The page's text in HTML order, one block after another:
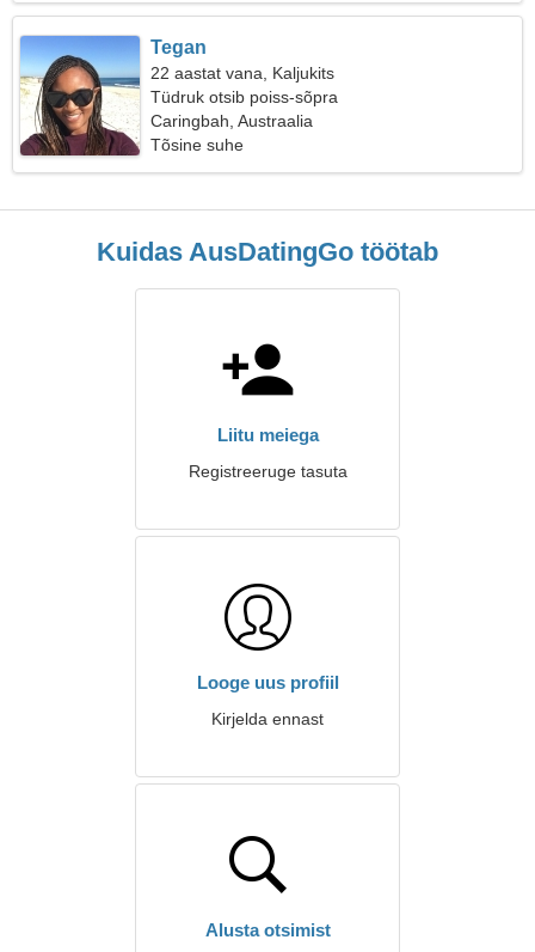
Tegan
22 aastat vana, Kaljukits
Tüdruk otsib poiss-sõpra
Caringbah, Austraalia
Tõsine suhe
Kuidas AusDatingGo töötab
Liitu meiega
Registreeruge tasuta
Looge uus profiil
Kirjelda ennast
Alusta otsimist